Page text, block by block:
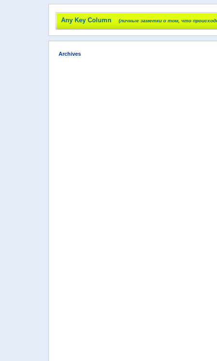
Any Key Column (личные заметки о том, что
Archives